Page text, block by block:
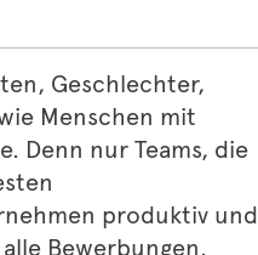
Geschlechter,
Menschen mit
Denn nur Teams, die
produktiv und
Bewerbungen.